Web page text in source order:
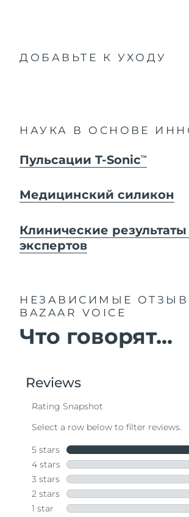
ДОБАВЬТЕ К УХОДУ
НАУКА В ОСНОВЕ
Пульсации T-SonicTM
Медицинский силикон
Клинические
экспертов
НЕЗАВИСИМЫЕ
BAZAAR VOICE
Что говорят...